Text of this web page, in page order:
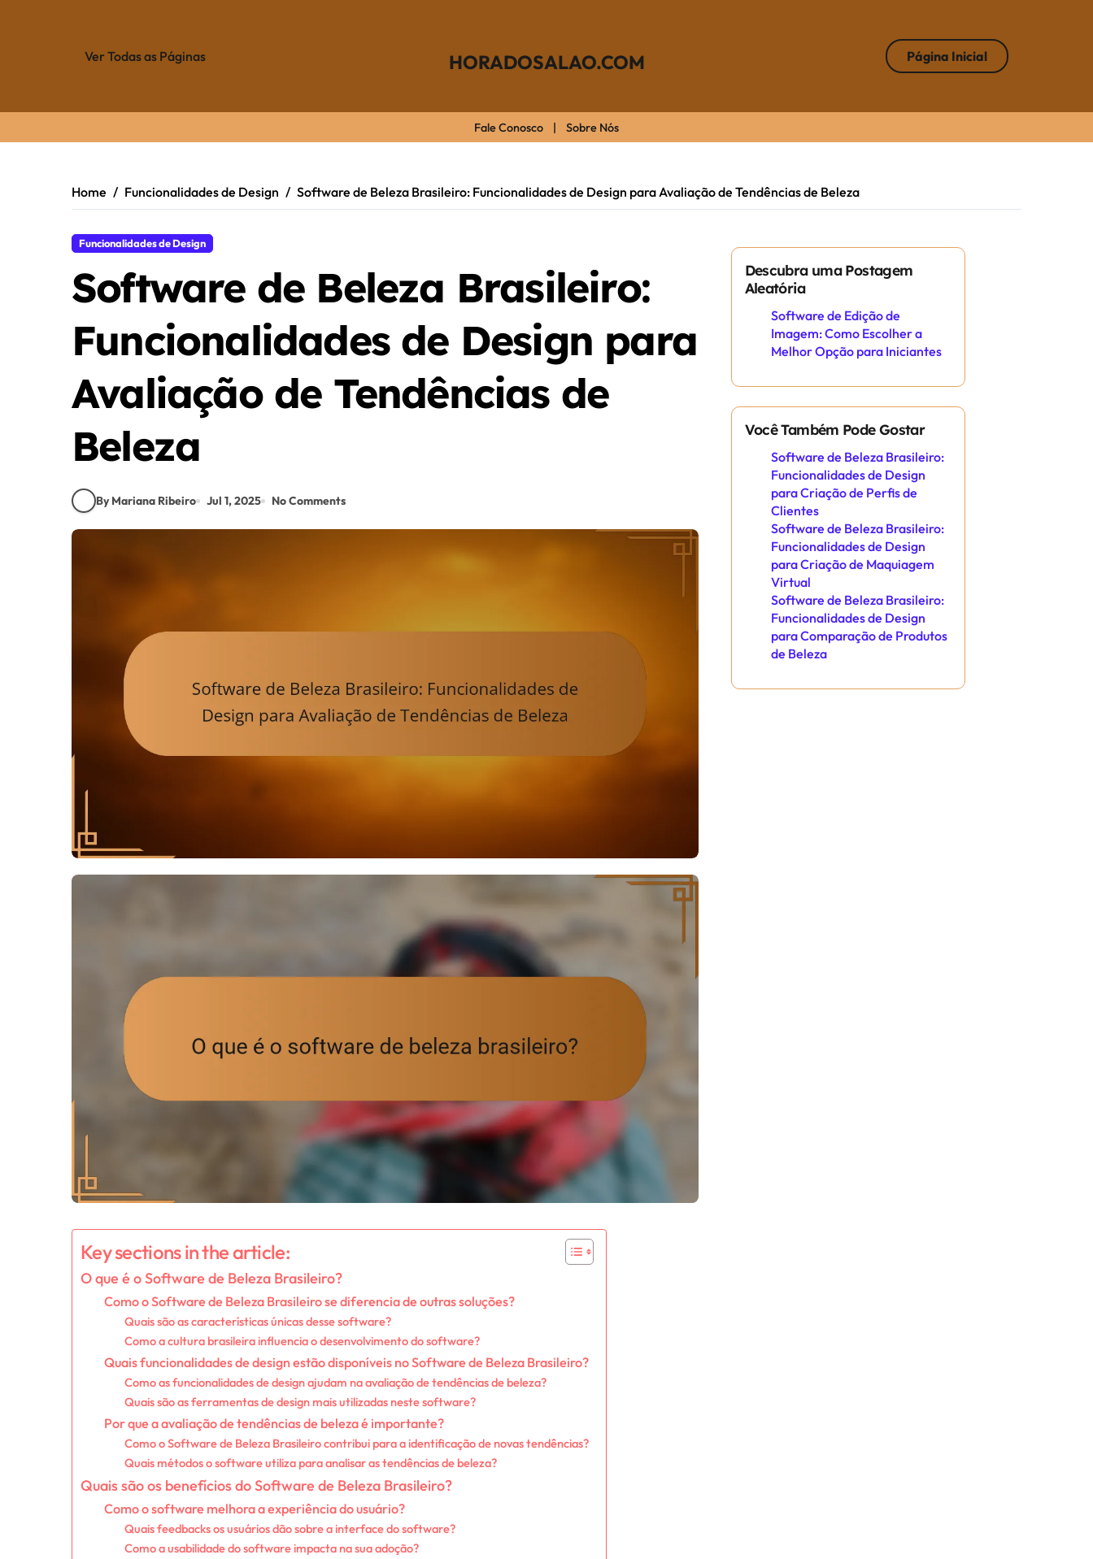
Ver Todas as Páginas HORADOSALAO.COM Página Inicial
Fale Conosco | Sobre Nós
Home Funcionalidades de Design Software de Beleza Brasileiro: Funcionalidades de Design para Avaliação de Tendências de Beleza
Funcionalidades de Design
Software de Beleza Brasileiro:
Funcionalidades de Design para
Avaliação de Tendências de
Beleza
By Mariana Ribeiro Jul 1, 2025 No Comments
Key sections in the article:
O que é o Software de Beleza Brasileiro?
Como o Software de Beleza Brasileiro se diferencia de outras soluções?
Quais são as características únicas desse software?
Como a cultura brasileira influencia o desenvolvimento do software?
Quais funcionalidades de design estão disponíveis no Software de Beleza Brasileiro?
Como as funcionalidades de design ajudam na avaliação de tendências de beleza?
Quais são as ferramentas de design mais utilizadas neste software?
Por que a avaliação de tendências de beleza é importante?
Como o Software de Beleza Brasileiro contribui para a identificação de novas tendências?
Quais métodos o software utiliza para analisar as tendências de beleza?
Quais são os benefícios do Software de Beleza Brasileiro?
Como o software melhora a experiência do usuário?
Quais feedbacks os usuários dão sobre a interface do software?
Como a usabilidade do software impacta na sua adoção?
Descubra uma Postagem
Aleatória
Software de Edição de
Imagem: Como Escolher a
Melhor Opção para Iniciantes
Você Também Pode Gostar
Software de Beleza Brasileiro:
Funcionalidades de Design
para Criação de Perfis de
Clientes
Software de Beleza Brasileiro:
Funcionalidades de Design
para Criação de Maquiagem
Virtual
Software de Beleza Brasileiro:
Funcionalidades de Design
para Comparação de Produtos
de Beleza